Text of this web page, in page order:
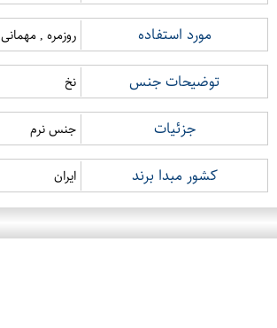
مورد استفاده روزمره , مهمانی
توضیحات جنس نخ
جزئیات جنس نرم
کشور مبدا برند ایران